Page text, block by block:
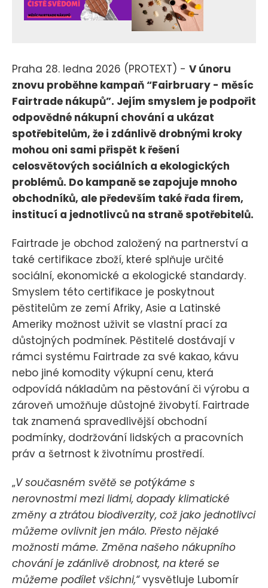
Praha 28. ledna 2026 (PROTEXT) - V únoru
znovu proběhne kampaň “Fairbruary - měsíc
Fairtrade nákupů”. Jejím smyslem je podpořit
odpovědné nákupní chování a ukázat
spotřebitelům, že i zdánlivě drobnými kroky
mohou oni sami přispět k řešení
celosvětových sociálních a ekologických
problémů. Do kampaně se zapojuje mnoho
obchodníků, ale především také řada firem,
institucí a jednotlivců na straně spotřebitelů.
Fairtrade je obchod založený na partnerství a
také certifikace zboží, které splňuje určité
sociální, ekonomické a ekologické standardy.
Smyslem této certifikace je poskytnout
pěstitelům ze zemí Afriky, Asie a Latinské
Ameriky možnost uživit se vlastní prací za
důstojných podmínek. Pěstitelé dostávají v
rámci systému Fairtrade za své kakao, kávu
nebo jiné komodity výkupní cenu, která
odpovídá nákladům na pěstování či výrobu a
zároveň umožňuje důstojné živobytí. Fairtrade
tak znamená spravedlivější obchodní
podmínky, dodržování lidských a pracovních
práv a šetrnost k životnímu prostředí.
„V současném světě se potýkáme s
nerovnostmi mezi lidmi, dopady klimatické
změny a ztrátou biodiverzity, což jako jednotlivci
můžeme ovlivnit jen málo. Přesto nějaké
možnosti máme. Změna našeho nákupního
chování je zdánlivě drobnost, na které se
můžeme podílet všichni,“vysvětluje Lubomír